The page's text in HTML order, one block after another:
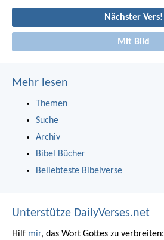
Nächster Vers!
Mit Bild
Mehr lesen
Themen
Suche
Archiv
Bibel Bücher
Beliebteste Bibelverse
Unterstütze DailyVerses.net
Hilf mir, das Wort Gottes zu verbreiten: